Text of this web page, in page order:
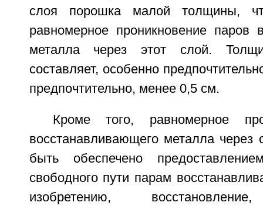
слоя порошка малой толщины,
равномерное проникновение паров
металла через этот слой.
составляет, особенно
предпочтительно, менее 0,5 см.
Кроме того, равномерное
восстанавливающего металла
быть обеспечено
свободного пути парам
изобретению,